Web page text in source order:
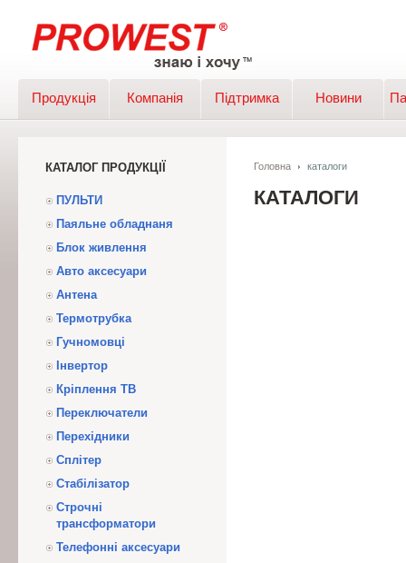
Продукція Компанія Підтримка Новини
КАТАЛОГ ПРОДУКЦІЇ
ПУЛЬТИ
Паяльне обладнаня
Блок живлення
Авто аксесуари
Антена
Термотрубка
Гучномовці
Інвертор
Кріплення ТВ
Переключатели
Перехідники
Сплітер
Стабілізатор
Строчні
трансформатори
Телефонні аксесуари
Головна каталоги
КАТАЛОГИ